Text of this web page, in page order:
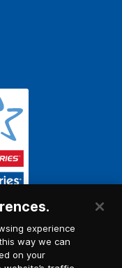
experience
way we can
on your